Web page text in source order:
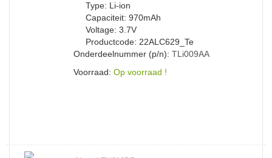
Type: Li-ion
Capaciteit: 970mAh
Voltage: 3.7V
Productcode: 22ALC629_Te
Onderdeelnummer (p/n): TLi009AA
Voorraad: Op voorraad !